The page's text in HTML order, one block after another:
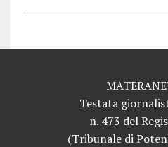
Testata
n. 473 del
(Tribunale di